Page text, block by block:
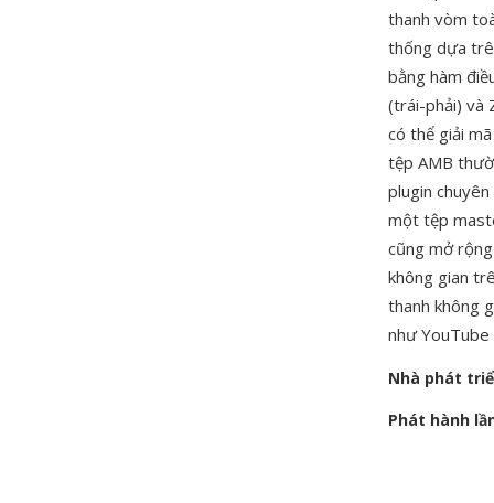
thanh vòm
thống dựa
bằng hàm
(trái-phải) và
có thể giải
tệp AMB
plugin
một tệp
cũng mở
không gian
thanh không
như
Nhà phát
Phát hành